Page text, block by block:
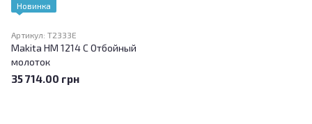
Новинка
Артикул: T2333E
Makita HM 1214 C Отбойный
молоток
35 714.00 грн